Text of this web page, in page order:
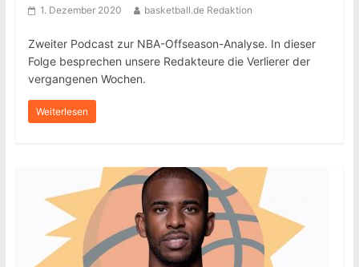
1. Dezember 2020 basketball.de Redaktion
Zweiter Podcast zur NBA-Offseason-Analyse. In dieser
Folge besprechen unsere Redakteure die Verlierer der
vergangenen Wochen.
Weiterlesen